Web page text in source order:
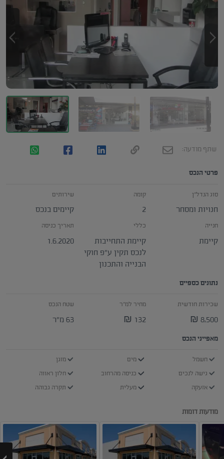
שתף מודעה:
פרטי הנכס
סוג הנדל"ן
חנויות ומסחר
קומה
2
שירותים
קיימים בנכס
חנייה
קיימת
כללי
קיימת התחייבות
לנכס תקין ע"פ חוקי
הבנייה והתכנון
תאריך כניסה
1.6.2020
נתונים כספיים
שכירות חודשית
8,500 ₪
מחיר למ"ר
132 ₪
שטח הנכס
63 מ"ר
מאפייני הנכס
חשמל מים
מזגן
גישה לנכים
כניסה מהרחוב
חלון ראווה
אזעקה
מעלית תקרה גבוהה
מודעות דומות